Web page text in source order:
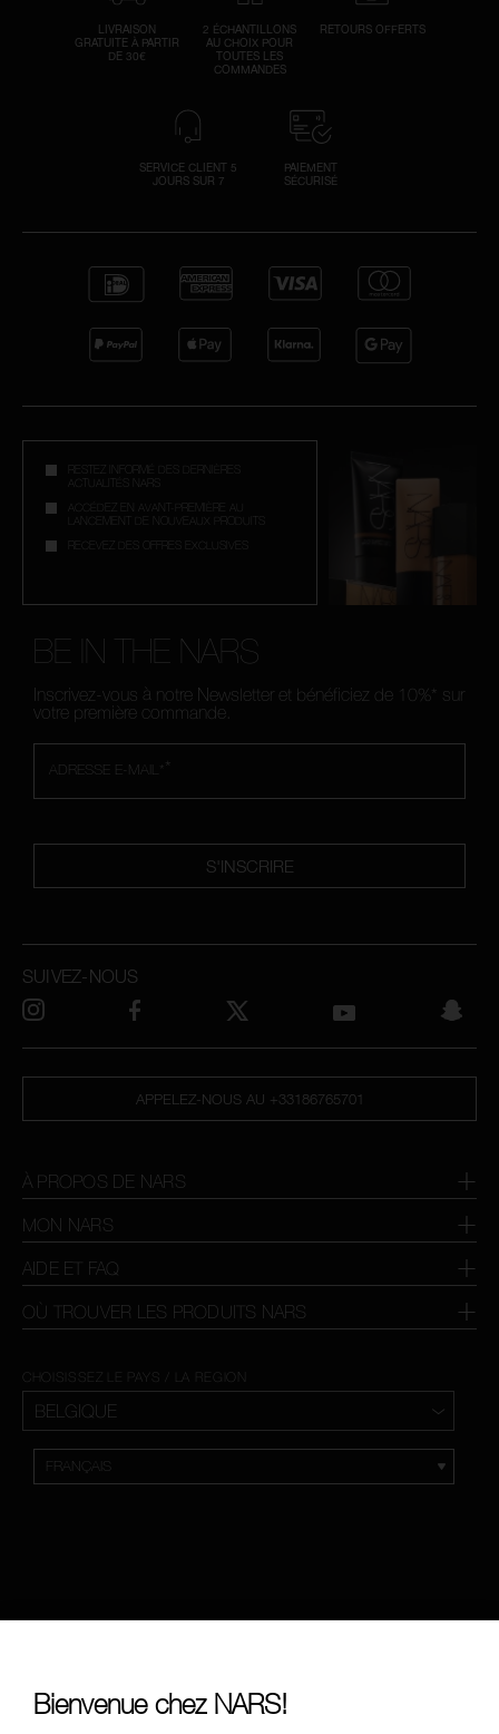
LIVRAISON
GRATUITE À PARTIR
DE 30€
2 ÉCHANTILLONS
AU CHOIX POUR
TOUTES LES
COMMANDES
RETOURS OFFERTS
SERVICE CLIENT 5
JOURS SUR 7
PAIEMENT
SÉCURISÉ
RESTEZ INFORMÉ DES DERNIÈRES
ACTUALITÉS NARS
ACCÉDEZ EN AVANT-PREMIÈRE AU
LANCEMENT DE NOUVEAUX PRODUITS
RECEVEZ DES OFFRES EXCLUSIVES
BE IN THE NARS
Inscrivez-vous à notre Newsletter et bénéficiez de 10%* sur
votre première commande.
*
ADRESSE E-MAIL*
S'INSCRIRE
APPELEZ-NOUS AU +33186765701
À PROPOS DE NARS
MON NARS
AIDE ET FAQ
OÙ TROUVER LES PRODUITS NARS
SUIVEZ-NOUS
CHOISISSEZ LE PAYS / LA REGION
Bienvenue chez NARS!